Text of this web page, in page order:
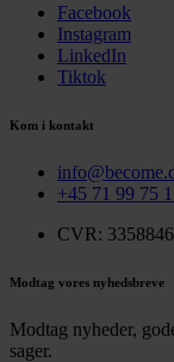
Facebook
Instagram
LinkedIn
Tiktok
Kom i kontakt
+45 71 99 75
CVR:
Modtag vores nyhedsbreve
Modtag nyheder,
sager.